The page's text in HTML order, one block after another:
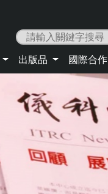
出版品 國際合作